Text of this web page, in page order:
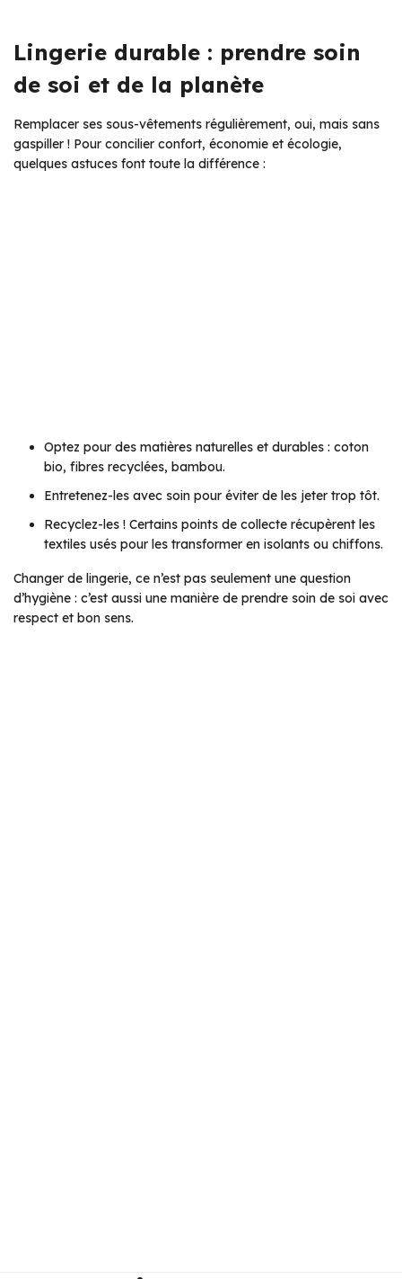
Lingerie durable : prendre soin
de soi et de la planète
Remplacer ses sous-vêtements régulièrement, oui, mais sans
gaspiller ! Pour concilier confort, économie et écologie,
quelques astuces font toute la différence :
Optez pour des matières naturelles et durables : coton
bio, fibres recyclées, bambou.
Entretenez-les avec soin pour éviter de les jeter trop tôt.
Recyclez-les ! Certains points de collecte récupèrent les
textiles usés pour les transformer en isolants ou chiffons.
Changer de lingerie, ce n’est pas seulement une question
d’hygiène : c’est aussi une manière de prendre soin de soi avec
respect et bon sens.